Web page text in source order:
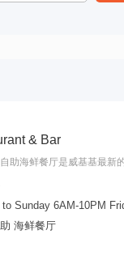
& Bar
助海鲜餐厅是威基基最新
to Sunday 6AM-10PM
海鲜餐厅